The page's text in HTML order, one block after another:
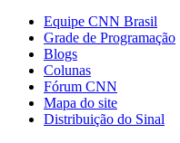
Equipe CNN Brasil
Grade de Programação
Blogs
Colunas
Fórum CNN
Mapa do site
Distribuição do Sinal